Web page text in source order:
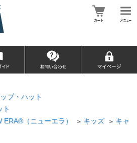
プ・ハット
ト
ERA®（ニューエラ） > キッズ > キャ